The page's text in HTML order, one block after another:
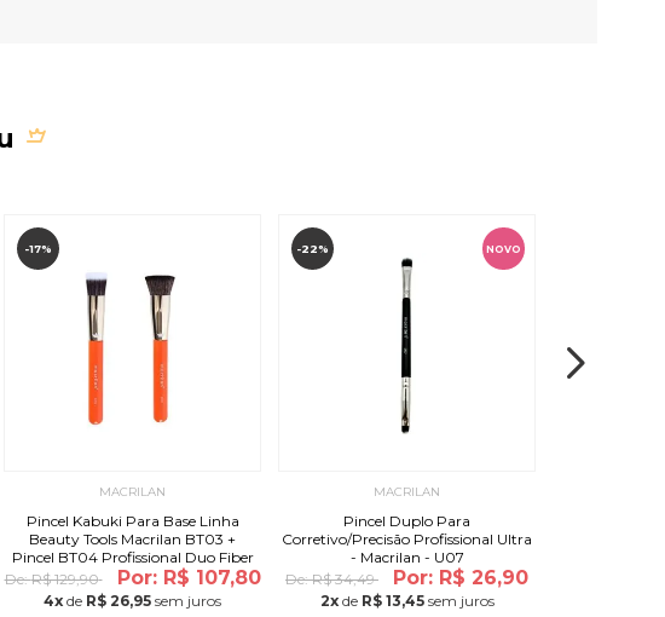
-17%
MACRILAN
Pincel Kabuki Para Base Linha
Beauty Tools Macrilan BT03 +
Pincel BT04 Profissional Duo Fiber
Kabuki
De:R$ 129,90 Por: R$ 107,80
4x de R$ 26,95 sem juros
-22% NOVO
MACRILAN
Pincel Duplo Para
Corretivo/Precisão Profissional Ultra
- Macrilan - U07
De:R$ 34,49 Por: R$ 26,90
2xde R$ 13,45sem juros